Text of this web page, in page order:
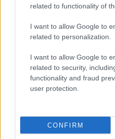
related to functionality of
I want to allow Google to
related to personalization.
I want to allow Google to
related to security,
functionality and fraud
user protection.
CONFIRM
Διαβάστε επίσης